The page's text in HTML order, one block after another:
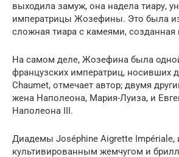
выходила замуж, она надела тиару,
императрицы Жозефины. Это была
сложная тиара с камеями,
На самом деле, Жозефина была
французских императриц, носивших
Chaumet, отмечает автор; двумя
жена Наполеона, Мария-Луиза, и
Наполеона III.
Диадемы Joséphine Aigrette Impériale,
культивированным жемчугом и